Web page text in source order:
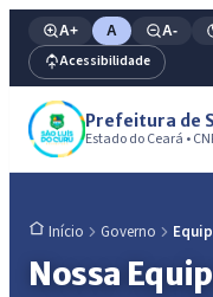
A+ A A-
Acessibilidade
Prefeitura de
Estado do Ceará •
Início Governo
Nossa